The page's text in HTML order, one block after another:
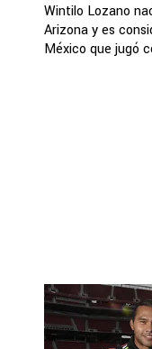
Wintilo Lozano
Arizona y es
México que jugó